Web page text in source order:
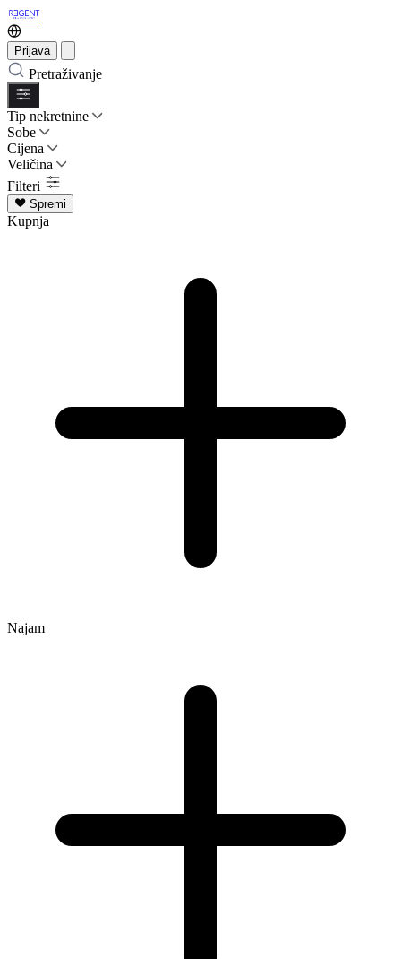
Prijava
Pretraživanje
Tip nekretnine
Sobe
Cijena
Veličina
Filteri
Spremi
Kupnja
Najam